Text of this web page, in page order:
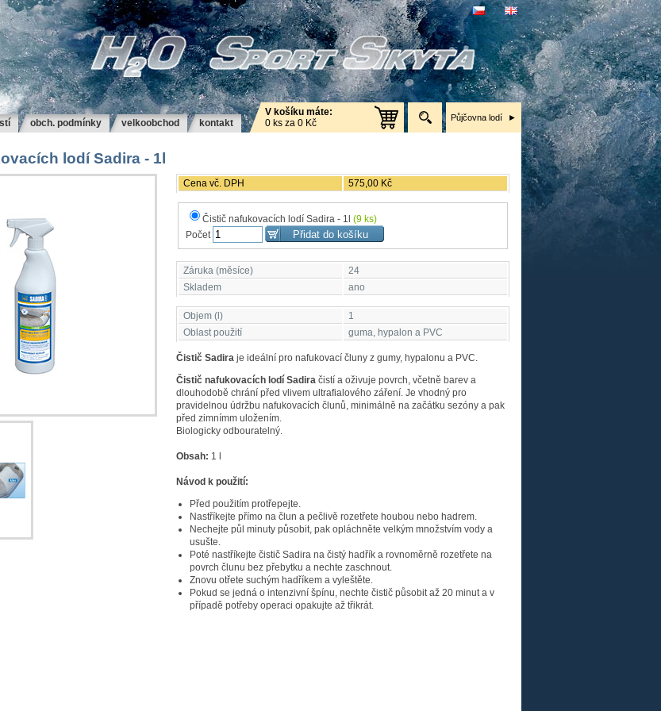
obch. podmínky velkoobchod kontakt
V košíku máte:
0 ks za 0 Kč
Půjčovna lodí
lodí Sadira - 1l
Cena vč. DPH 575,00 Kč
Čistič nafukovacích lodí Sadira - 1l (9 ks)
Počet
Záruka (měsíce)
24
Skladem
ano
Objem (l)
1
Oblast použití
guma, hypalon a PVC
Čistič Sadira je ideální pro nafukovací čluny z gumy, hypalonu a PVC.
Čistič nafukovacích lodí Sadira čistí a oživuje povrch, včetně barev a
dlouhodobě chrání před vlivem ultrafialového záření. Je vhodný pro
pravidelnou údržbu nafukovacích člunů, minimálně na začátku sezóny a pak
před zimnímm uložením.
Biologicky odbouratelný.
Obsah: 1 l
Návod k použití:
Před použitím protřepejte.
Nastříkejte přímo na člun a pečlivě rozetřete houbou nebo hadrem.
Nechejte půl minuty působit, pak opláchněte velkým množstvím vody a
usušte.
Poté nastříkejte čistič Sadira na čistý hadřík a rovnoměrně rozetřete na
povrch člunu bez přebytku a nechte zaschnout.
Znovu otřete suchým hadříkem a vyleštěte.
Pokud se jedná o intenzivní špínu, nechte čistič působit až 20 minut a v
případě potřeby operaci opakujte až třikrát.